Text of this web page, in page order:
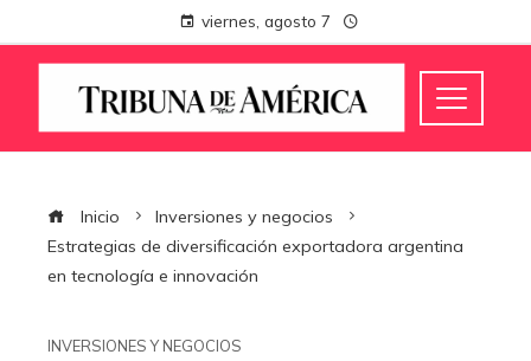
viernes, agosto 7
Inicio
Inversiones y negocios
Estrategias de diversificación exportadora argentina
en tecnología e innovación
INVERSIONES Y NEGOCIOS